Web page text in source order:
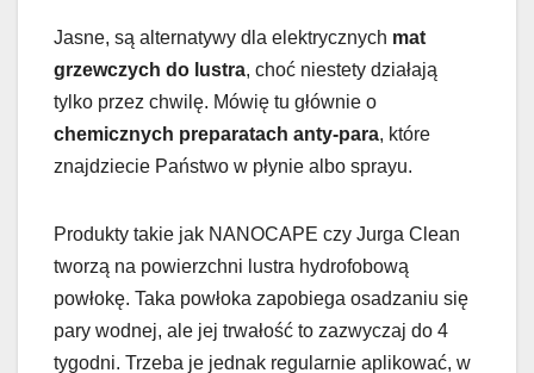
Jasne, są alternatywy dla elektrycznych mat
grzewczych do lustra, choć niestety działają
tylko przez chwilę. Mówię tu głównie o
chemicznych preparatach anty-para, które
znajdziecie Państwo w płynie albo sprayu.
Produkty takie jak NANOCAPE czy Jurga Clean
tworzą na powierzchni lustra hydrofobową
powłokę. Taka powłoka zapobiega osadzaniu się
pary wodnej, ale jej trwałość to zazwyczaj do 4
tygodni. Trzeba je jednak regularnie aplikować, w